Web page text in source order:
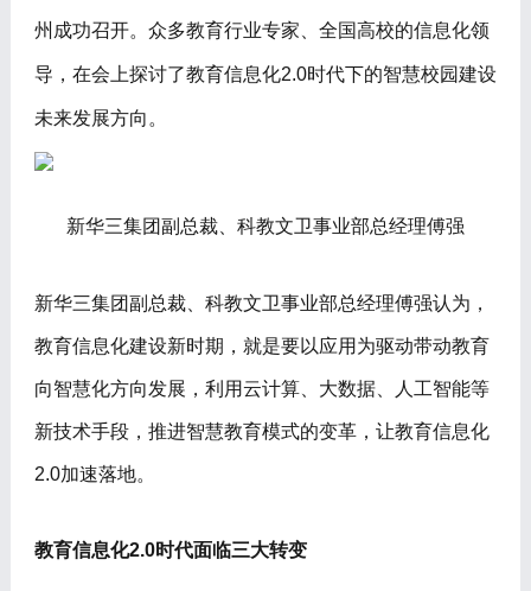
州成功召开。众多教育行业专家、全国高校的信息化领
导，在会上探讨了教育信息化2.0时代下的智慧校园建设
未来发展方向。
新华三集团副总裁、科教文卫事业部总经理傅强
新华三集团副总裁、科教文卫事业部总经理傅强认为，
教育信息化建设新时期，就是要以应用为驱动带动教育
向智慧化方向发展，利用云计算、大数据、人工智能等
新技术手段，推进智慧教育模式的变革，让教育信息化
2.0加速落地。
教育信息化2.0时代面临三大转变